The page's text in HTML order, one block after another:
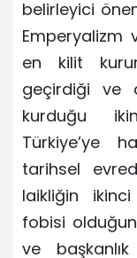
belirleyici
Emperyalizm
en kilit
geçirdiği ve
kurduğu
Türkiye’ye
tarihsel
laikliğin
fobisi
ve